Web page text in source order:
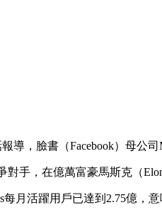
，臉書（Facebook）母公
手，在億萬富豪馬斯克（
月活躍用戶已達到2.75億，意